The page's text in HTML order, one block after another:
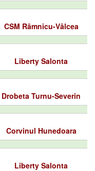
CSM Râmnicu-Vâlcea
Liberty Salonta
Drobeta Turnu-Severin
Corvinul Hunedoara
Liberty Salonta